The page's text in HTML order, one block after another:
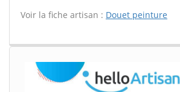
Voir la fiche artisan : Douet peinture